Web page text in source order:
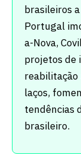
brasileiros
Portugal
a-Nova,
projetos de
reabilitação
laços,
tendências
brasileiro.